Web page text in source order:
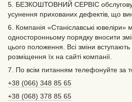
5. БЕЗКОШТОВНИЙ СЕРВІС
усунення прихованих дефектів‚ що
6. Компанія «Станіславські ювеліри»
односторонньому порядку вносити
цього положення. Всі зміни
розміщення їх на сайті компанії.
7. По всім питанням телефонуйте за
+38 (066) 348 85 65
+38 (068) 378 85 65